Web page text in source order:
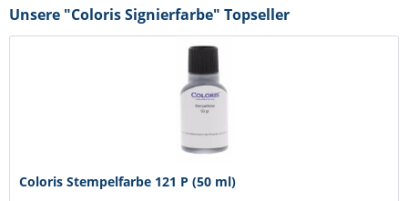
Unsere "Coloris Signierfarbe" Topseller
Coloris Stempelfarbe 121 P (50 ml)